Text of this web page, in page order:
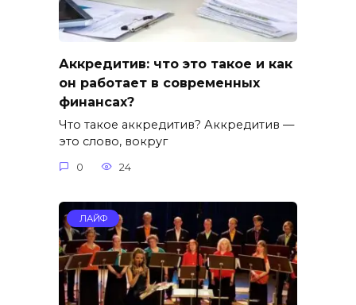
Аккредитив: что это такое и как
он работает в современных
финансах?
Что такое аккредитив? Аккредитив —
это слово, вокруг
0 24
ЛАЙФ